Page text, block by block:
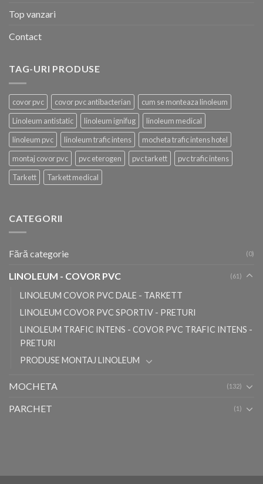
Top vanzari
Contact
TAG-URI PRODUSE
covor pvc covor pvc antibacterian
cum se monteaza linoleum
Linoleum antistatic
linoleum ignifug
linoleum medical
linoleum pvc
linoleum trafic intens
mocheta trafic intens hotel
montaj covor pvc
pvc eterogen pvc tarkett
pvc trafic intens
Tarkett
Tarkett medical
CATEGORII
Fără categorie (0)
LINOLEUM - COVOR PVC (61)
LINOLEUM COVOR PVC DALE - TARKETT
LINOLEUM COVOR PVC SPORTIV - PRETURI
LINOLEUM TRAFIC INTENS - COVOR PVC TRAFIC INTENS -
PRETURI
PRODUSE MONTAJ LINOLEUM
MOCHETA (132)
PARCHET (1)